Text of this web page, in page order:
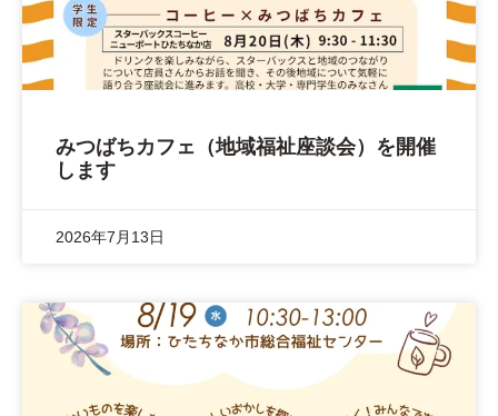
みつばちカフェ（地域福祉座談会）を開催
します
2026年7月13日